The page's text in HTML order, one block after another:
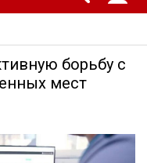
борьбу с
мест